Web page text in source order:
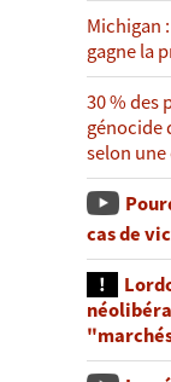
Michigan
gagne la
30 % des
génocide
selon une
cas de